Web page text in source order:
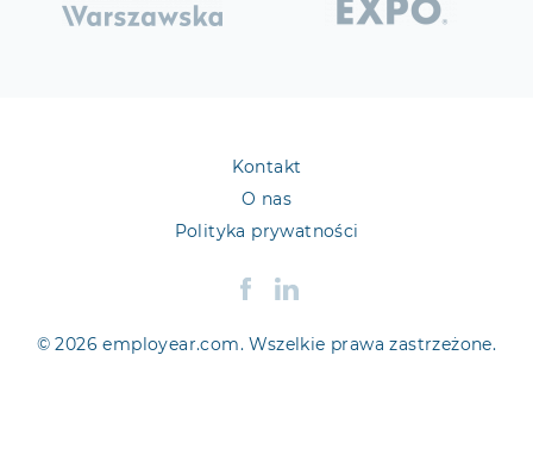
© 2026 employear.com. Wszelkie prawa zastrzeżone.
Kontakt
O nas
Polityka prywatności